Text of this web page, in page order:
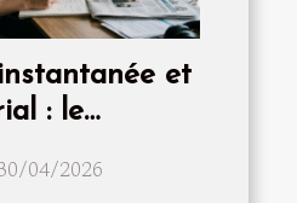
et
: le
04/2026